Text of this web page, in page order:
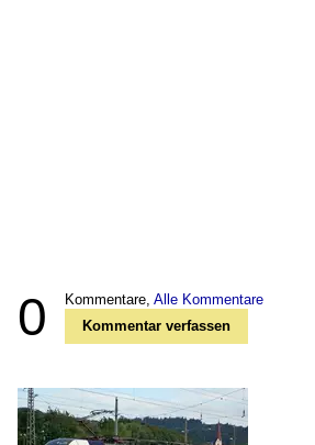
0 Kommentare, Alle Kommentare
Kommentar verfassen